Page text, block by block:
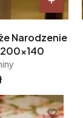
Narodzenie